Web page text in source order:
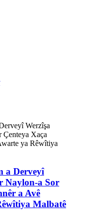
a Derveyî
Naylon-a Sor
a Avê
Malbatê